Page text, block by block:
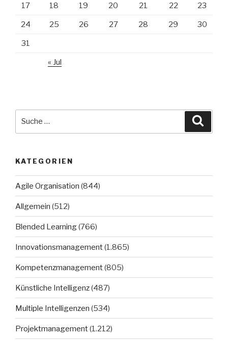
17 18 19 20 21 22 23
24 25 26 27 28 29 30
31
« Jul
KATEGORIEN
Agile Organisation (844)
Allgemein (512)
Blended Learning(766)
Innovationsmanagement(1.865)
Kompetenzmanagement(805)
Künstliche Intelligenz(487)
Multiple Intelligenzen (534)
Projektmanagement(1.212)